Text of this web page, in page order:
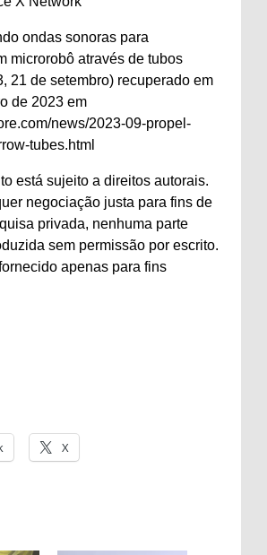
ondas sonoras para
microrobô através de tubos
21 de setembro) recuperado em
de 2023 em
news/2023-09-propel-
tubes.html
está sujeito a direitos autorais.
negociação justa para fins de
privada, nenhuma parte
sem permissão por escrito.
apenas para fins
X